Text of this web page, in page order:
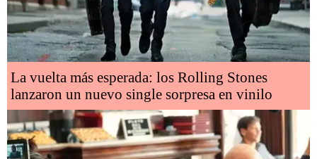
La vuelta más esperada: los Rolling Stones
lanzaron un nuevo single sorpresa en vinilo